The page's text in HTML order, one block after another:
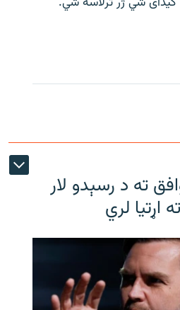
ته د رسېدو لار
لري